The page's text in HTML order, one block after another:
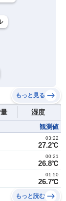
もっと見る
湿度
観測値
27.2℃
03:22
26.8℃
00:21
26.7℃
01:50
もっと読む